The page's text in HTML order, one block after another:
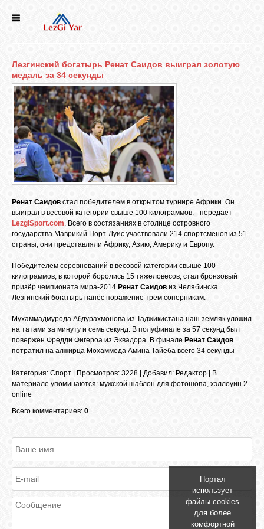
СЕЛА
ИСТОРИЯ
КУЛЬТУРА
ГОЛОС
НАРОДЫ
БИБЛИОТЕКА
ГОСТЕВАЯ
О САЙТЕ
ФОТО
ВИДЕО
МУЗЫКА
Лезгинский богатырь Ренат Саидов выиграл золотую
медаль за 34 секунды
Ренат Саидов стал победителем в открытом турнире Африки. Он
выиграл в весовой категории свыше 100 килограммов, - передает
LezgiSport.com. Всего в состязаниях в столице островного
государства Маврикий Порт-Луис участвовали 214 спортсменов из 51
страны, они представляли Африку, Азию, Америку и Европу.
Победителем соревнований в весовой категории свыше 100
килограммов, в которой боролись 15 тяжеловесов, стал бронзовый
призёр чемпионата мира-2014 Ренат Саидов из Челябинска.
Лезгинский богатырь нанёс поражение трём соперникам.
Мухаммадмурода Абдурахмонова из Таджикистана наш земляк уложил
на татами за минуту и семь секунд. В полуфинале за 57 секунд был
повержен Фредди Фигероа из Эквадора. В финале Ренат Саидов
потратил на алжирца Мохаммеда Амина Тайеба всего 34 секунды
Категория: Спорт Просмотров: 3228 | Добавил: Редактор
В
материале упоминаются: мужской шаблон для фотошопа, хэллоуин 2
online
Всего комментариев: 0
Портал
использует
файлы cookies
для более
комфортной